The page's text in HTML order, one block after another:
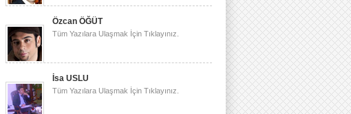
Özcan ÖĞÜT
Tüm Yazılara Ulaşmak İçin Tıklayınız.
İsa USLU
Tüm Yazılara Ulaşmak İçin Tıklayınız.